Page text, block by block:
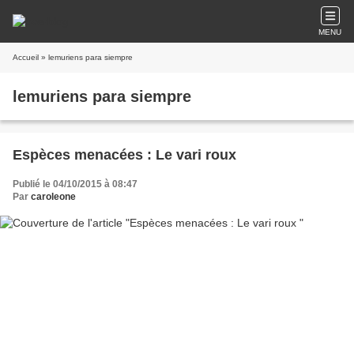
MENU
Accueil » lemuriens para siempre
lemuriens para siempre
Espèces menacées : Le vari roux
Publié le 04/10/2015 à 08:47
Par caroleone